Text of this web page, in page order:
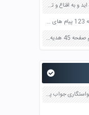
یکی از موثرترین پیام هایی را که دریافت کرده اید و به اقناع و تغییری جدی در شما منجر شده است برسی کنید و علت این تاثیر گذاری قابل توجه را بنویسید صفحه 52 تفکر و سواد رسانه ای دهم
یکی از خاطرات حضور خود در نماز جمعه صفحه 123 پیام های آسمان هفتم
یکی از داستان های مربوط به زندگی امام کاظم صفحه 45 هدیه های آسمان چهارم
آبشاری زیبا و معروف در استان فارس ؟ بازی خواستگاری جواب پاسخ